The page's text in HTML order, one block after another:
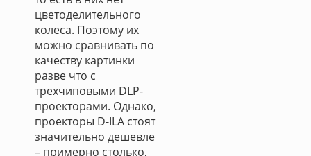
цветоделительного
колеса. Поэтому их
можно сравнивать по
качеству картинки
разве что с
трехчиповыми DLP-
проекторами. Однако,
проекторы D-ILA стоят
значительно дешевле
– примерно столько,